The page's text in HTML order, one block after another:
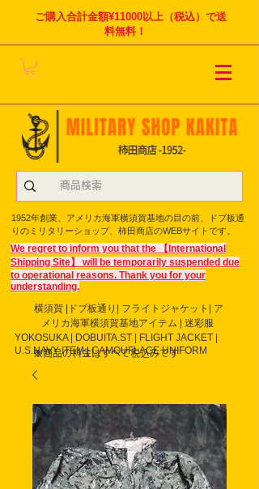
ご購入合計金額¥11000以上（税込）で送
料無料！
1952年創業、アメリカ海軍横須賀基地の目の前、ドブ板通
りのミリタリーショップ、柿田商店のWEBサイトです。
We regret to inform you that the 【International
Shipping Site】 will be temporarily suspended due
to operational reasons. Thank you for your
understanding.
横須賀 |ドブ板通り| フライト ジャケット| ア
メリカ海軍横須賀基地アイテム | 迷彩服
YOKOSUKA | DOBUITA.ST | FLIGHT JACKET |
U.S.NAVY ITEM | CAMOUFLAGE UNIFORM
※商品の料金はすべて税込みです